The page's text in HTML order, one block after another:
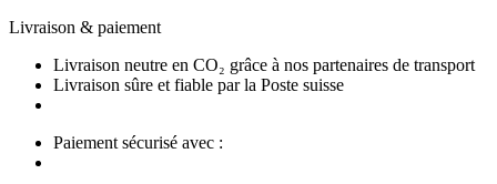
Livraison & paiement
Livraison neutre en CO₂ grâce à nos partenaires de transport
Livraison sûre et fiable par la Poste suisse
Paiement sécurisé avec :